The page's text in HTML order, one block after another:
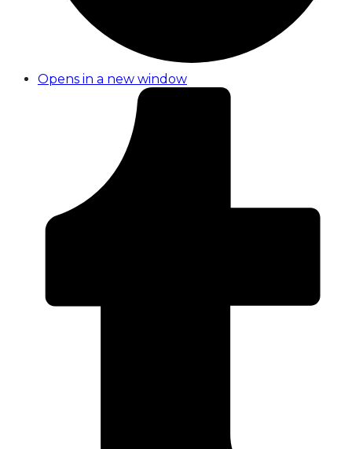
Opens in a new window